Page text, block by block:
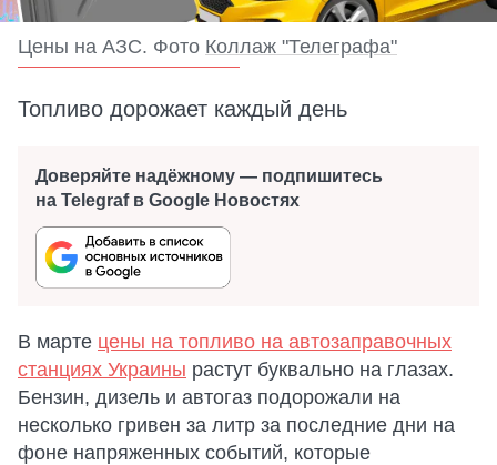
Цены на АЗС. Фото Коллаж "Телеграфа"
Топливо дорожает каждый день
Доверяйте надёжному — подпишитесь
на Telegraf в Google Новостях
В марте цены на топливо на автозаправочных
станциях Украины растут буквально на глазах.
Бензин, дизель и автогаз подорожали на
несколько гривен за литр за последние дни на
фоне напряженных событий, которые